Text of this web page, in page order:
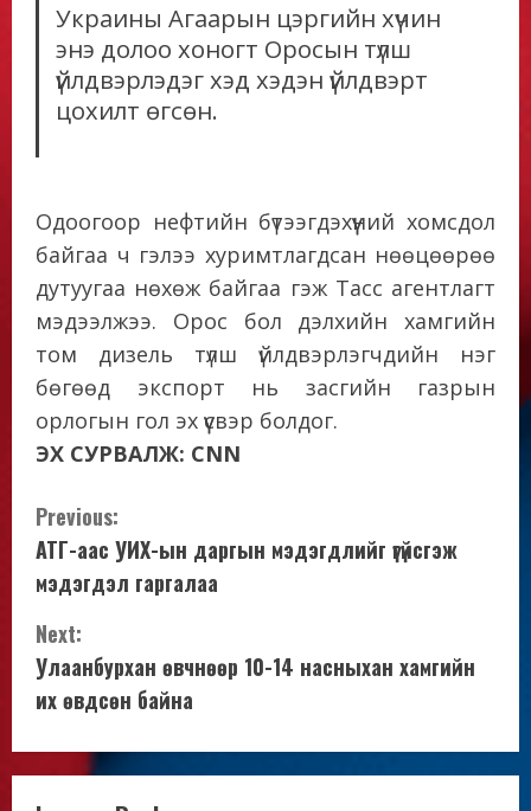
Украины Агаарын цэргийн хүчин
энэ долоо хоногт Оросын түлш
үйлдвэрлэдэг хэд хэдэн үйлдвэрт
цохилт өгсөн.
Одоогоор нефтийн бүтээгдэхүүний хомсдол
байгаа ч гэлээ хуримтлагдсан нөөцөөрөө
дутуугаа нөхөж байгаа гэж Тасс агентлагт
мэдээлжээ. Орос бол дэлхийн хамгийн
том дизель түлш үйлдвэрлэгчдийн нэг
бөгөөд экспорт нь засгийн газрын
орлогын гол эх үүсвэр болдог.
ЭХ СУРВАЛЖ: CNN
C
o
n
t
i
n
Previous:
АТГ-аас УИХ-ын даргын мэдэгдлийг үгүйсгэж
мэдэгдэл гаргалаа
Next:
Улаанбурхан өвчнөөр 10-14 насныхан хамгийн
их өвдсөн байна